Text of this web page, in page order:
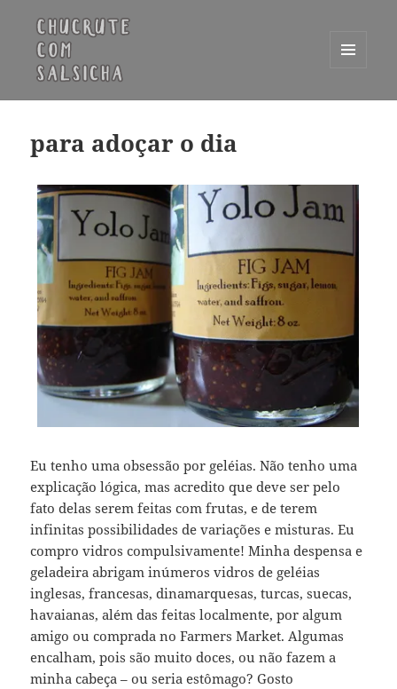
WIDGETS
para adoçar o dia
Eu tenho uma obsessão por geléias. Não tenho uma
explicação lógica, mas acredito que deve ser pelo
fato delas serem feitas com frutas, e de terem
infinitas possibilidades de variações e misturas. Eu
compro vidros compulsivamente! Minha despensa e
geladeira abrigam inúmeros vidros de geléias
inglesas, francesas, dinamarquesas, turcas, suecas,
havaianas, além das feitas localmente, por algum
amigo ou comprada no Farmers Market. Algumas
encalham, pois são muito doces, ou não fazem a
minha cabeça – ou seria estômago? Gosto